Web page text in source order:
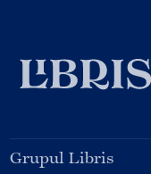
Grupul Libris